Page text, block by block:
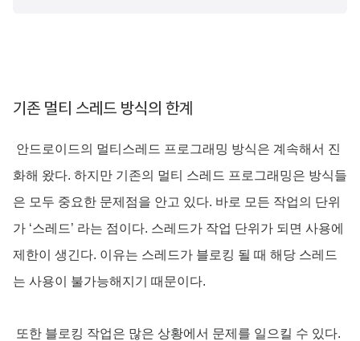
기존 멀티 스레드 방식의 한계
안드로이드의 멀티스레드 프로그래밍 방식은 계속해서 진
화해 왔다. 하지만 기존의 멀티 스레드 프로그래밍은 방식들
은 모두 중요한 문제점을 안고 있다. 바로 모든 작업의 단위
가 ‘스레드’ 라는 점이다. 스레드가 작업 단위가 되면 사용에
제한이 생긴다. 이유는 스레드가 블로킹 될 때 해당 스레드
는 사용이 불가능해지기 때문이다.
또한 블로킹 작업은 많은 상황에서 문제를 일으킬 수 있다.